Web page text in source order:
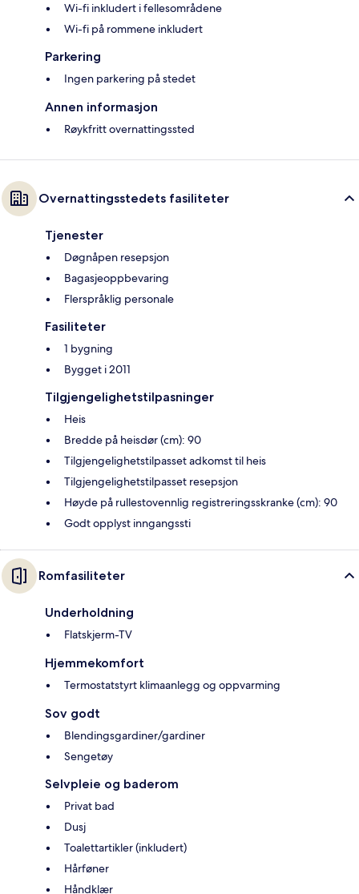
Wi-fi inkludert i fellesområdene
Wi-fi på rommene inkludert
Parkering
Ingen parkering på stedet
Annen informasjon
Røykfritt overnattingssted
Overnattingsstedets fasiliteter
Tjenester
Døgnåpen resepsjon
Bagasjeoppbevaring
Flerspråklig personale
Fasiliteter
1 bygning
Bygget i 2011
Tilgjengelighetstilpasninger
Heis
Bredde på heisdør (cm): 90
Tilgjengelighetstilpasset adkomst til heis
Tilgjengelighetstilpasset resepsjon
Høyde på rullestovennlig registreringsskranke (cm): 90
Godt opplyst inngangssti
Romfasiliteter
Underholdning
Flatskjerm-TV
Hjemmekomfort
Termostatstyrt klimaanlegg og oppvarming
Sov godt
Blendingsgardiner/gardiner
Sengetøy
Selvpleie og baderom
Privat bad
Dusj
Toalettartikler (inkludert)
Hårføner
Håndklær